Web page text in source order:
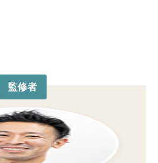
監修者